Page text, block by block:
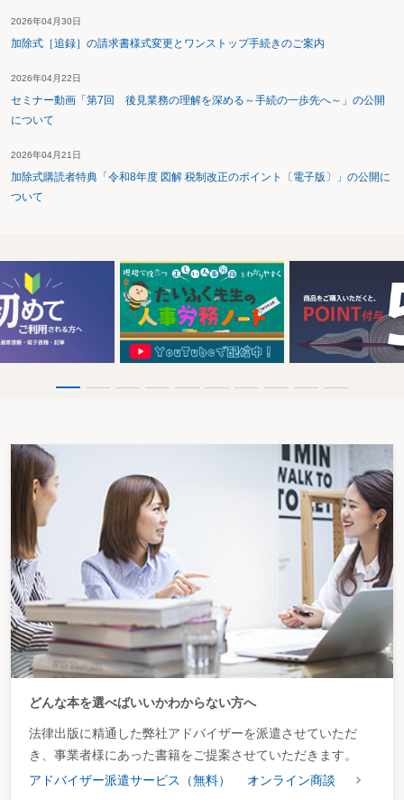
2026年04月30日
加除式［追録］の請求書様式変更とワンストップ手続きのご案内
2026年04月22日
セミナー動画「第7回 後見業務の理解を深める～手続の一歩先へ～」の公開
について
2026年04月21日
加除式購読者特典「令和8年度 図解 税制改正のポイント〔電子版〕」の公開に
ついて
どんな本を選べばいいかわからない方へ
法律出版に精通した弊社アドバイザーを派遣させていただ
き、事業者様にあった書籍をご提案させていただきます。
アドバイザー派遣サービス（無料）
オンライン商談